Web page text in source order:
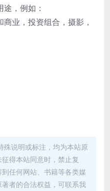
，例如：
业，投资组合，摄影，
殊说明或标注，均为本站原
得本站同意时，禁止复
任何网站、书籍等各类媒
者的合法权益，可联系我